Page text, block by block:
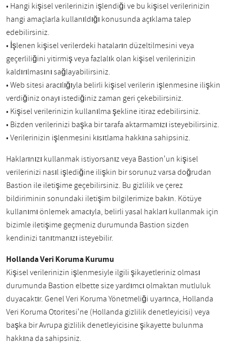
• Hangi kişisel verilerinizin işlendiği ve bu kişisel verilerinizin
hangi amaçlarla kullanıldığı konusunda açıklama talep
edebilirsiniz.
• İşlenen kişisel verilerdeki hataların düzeltilmesini veya
geçerliliğini yitirmiş veya fazlalık olan kişisel verilerinizin
kaldırılmasını sağlayabilirsiniz.
• Web sitesi aracılığıyla belirli kişisel verilerin işlenmesine ilişkin
verdiğiniz onayı istediğiniz zaman geri çekebilirsiniz.
• Kişisel verilerinizin kullanılma şekline itiraz edebilirsiniz.
• Bizden verilerinizi başka bir tarafa aktarmamızı isteyebilirsiniz.
• Verilerinizin işlenmesini kısıtlama hakkına sahipsiniz.
Haklarınızı kullanmak istiyorsanız veya Bastion'un kişisel
verilerinizi nasıl işlediğine ilişkin bir sorunuz varsa doğrudan
Bastion ile iletişime geçebilirsiniz. Bu gizlilik ve çerez
bildiriminin sonundaki iletişim bilgilerimize bakın. Kötüye
kullanımı önlemek amacıyla, belirli yasal hakları kullanmak için
bizimle iletişime geçmeniz durumunda Bastion sizden
kendinizi tanıtmanızı isteyebilir.
Hollanda Veri Koruma Kurumu
Kişisel verilerinizin işlenmesiyle ilgili şikayetleriniz olması
durumunda Bastion elbette size yardımcı olmaktan mutluluk
duyacaktır. Genel Veri Koruma Yönetmeliği uyarınca, Hollanda
Veri Koruma Otoritesi'ne (Hollanda gizlilik denetleyicisi) veya
başka bir Avrupa gizlilik denetleyicisine şikayette bulunma
hakkına da sahipsiniz.